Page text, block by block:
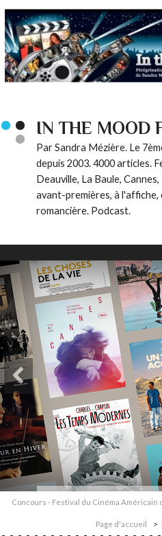
IN THE MOOD
Par Sandra Mézière. Le
depuis 2003. 4000 articles.
Deauville, La Baule,
avant-premières, à l'affiche,
romancière. Podcast.
Concours - Festival du Cinéma Américain
Page d'accueil